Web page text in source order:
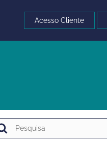
Acesso Cliente